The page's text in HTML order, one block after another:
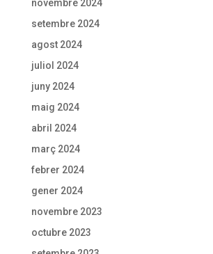
novembre 2024
setembre 2024
agost 2024
juliol 2024
juny 2024
maig 2024
abril 2024
març 2024
febrer 2024
gener 2024
novembre 2023
octubre 2023